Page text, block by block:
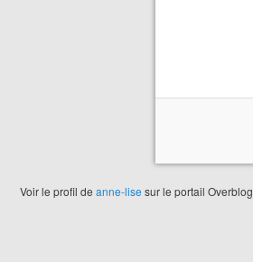
Voir le profil de anne-lise sur le portail Overblog